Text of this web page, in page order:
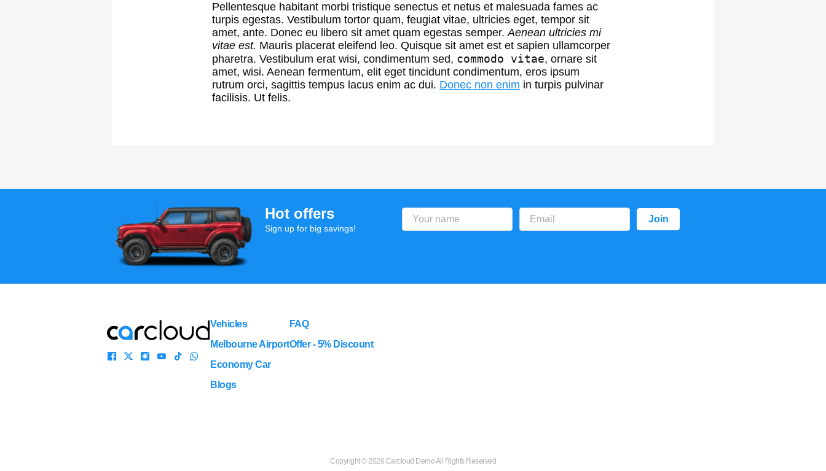
Pellentesque habitant morbi tristique senectus et netus et malesuada fames ac
turpis egestas. Vestibulum tortor quam, feugiat vitae, ultricies eget, tempor sit
amet, ante. Donec eu libero sit amet quam egestas semper.Aenean ultricies mi
vitae est. Mauris placerat eleifend leo. Quisque sit amet est et sapien ullamcorper
pharetra. Vestibulum erat wisi, condimentum sed, commodo vitae, ornare sit
amet, wisi. Aenean fermentum, elit eget tincidunt condimentum, eros ipsum
rutrum orci, sagittis tempus lacus enim ac dui. Donec non enim in turpis pulvinar
facilisis. Ut felis.
Hot offers
Sign up for big savings!
Vehicles
Melbourne Airport
Economy Car
Blogs
FAQ
Offer - 5% Discount
Copyright © 2026 Carcloud Demo All Rights Reserved